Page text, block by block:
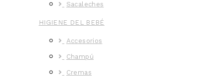
Sacaleches
HIGIENE DEL BEBÉ
Accesorios
Champú
Cremas